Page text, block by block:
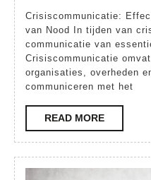
tot
in
Tijden
van
Nood
Crisiscommunicatie:
van Nood In tijden van
communicatie van
Crisiscommunicatie
organisaties, overheden
communiceren met het
READ MOREREAD
MORE